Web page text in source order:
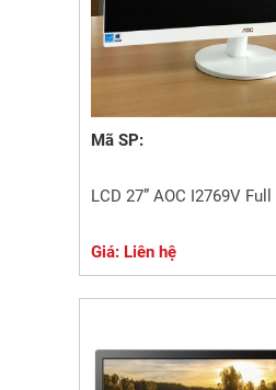
Mã SP:
LCD 27” AOC I2769V
Giá: Liên hệ